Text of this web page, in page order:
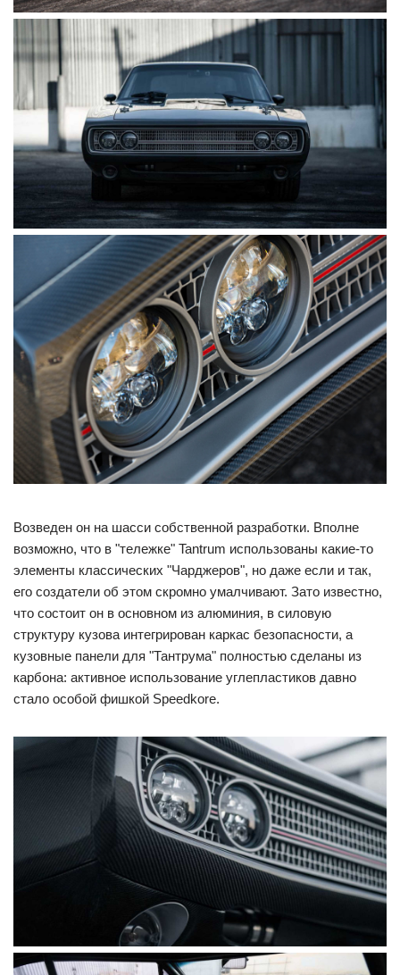
Возведен он на шасси собственной разработки. Вполне
возможно, что в "тележке" Tantrum использованы какие-то
элементы классических "Чарджеров", но даже если и так,
его создатели об этом скромно умалчивают. Зато известно,
что состоит он в основном из алюминия, в силовую
структуру кузова интегрирован каркас безопасности, а
кузовные панели для "Тантрума" полностью сделаны из
карбона: активное использование углепластиков давно
стало особой фишкой Speedkore.